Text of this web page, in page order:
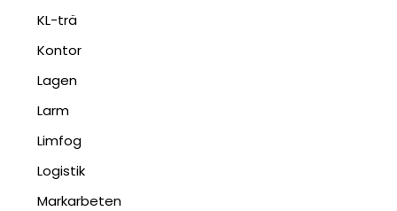
KL-trä
Kontor
Lagen
Larm
Limfog
Logistik
Markarbeten